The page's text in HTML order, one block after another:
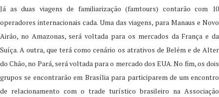
Já as duas viagens de familiarização (famtours) contarão com 10
operadores internacionais cada. Uma das viagens, para Manaus e Novo
Airão, no Amazonas, será voltada para os mercados da França e da
Suíça. A outra, que terá como cenário os atrativos de Belém e de Alter
do Chão, no Pará, será voltada para o mercado dos EUA. No fim, os dois
grupos se encontrarão em Brasília para participarem de um encontro
de relacionamento com o trade turístico brasileiro na Associação